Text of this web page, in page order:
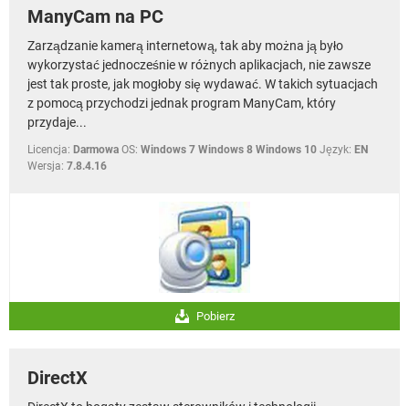
ManyCam na PC
Zarządzanie kamerą internetową, tak aby można ją było
wykorzystać jednocześnie w różnych aplikacjach, nie zawsze
jest tak proste, jak mogłoby się wydawać. W takich sytuacjach
z pomocą przychodzi jednak program ManyCam, który
przydaje...
Licencja: Darmowa OS: Windows 7 Windows 8 Windows 10 Język: EN
Wersja: 7.8.4.16
Pobierz
DirectX